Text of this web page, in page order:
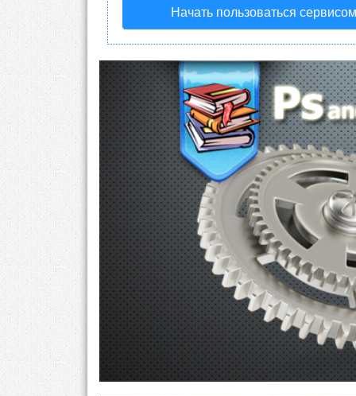
Начать пользоваться сервисом